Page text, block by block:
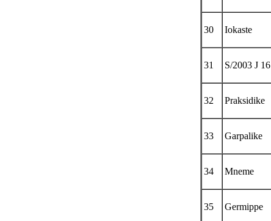
30 Iokaste
31 S/2003 J 16
32 Praksidike
33 Garpalike
34 Mneme
35 Germippe